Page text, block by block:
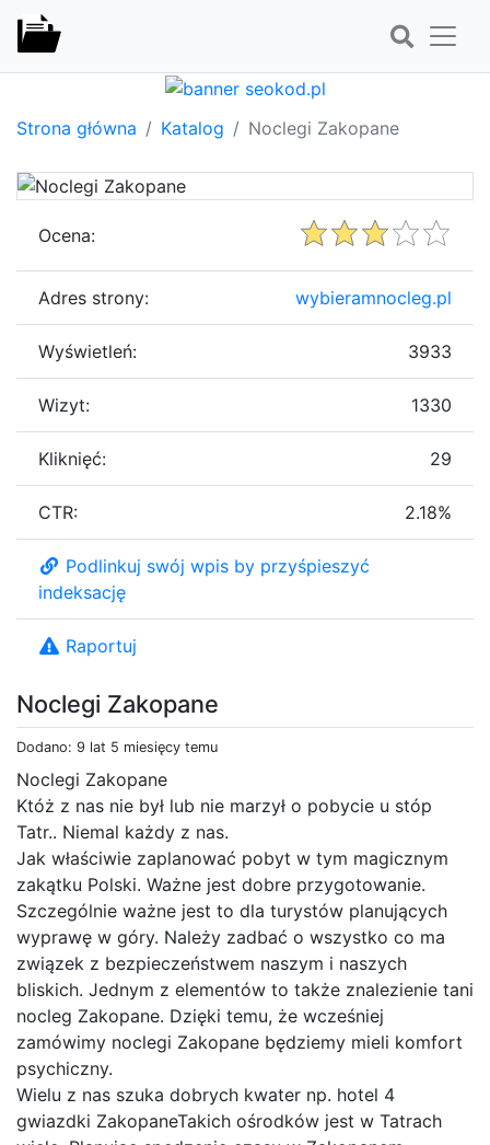
Strona główna Katalog Noclegi Zakopane
Noclegi Zakopane
Dodano: 9 lat 5 miesięcy temu
Noclegi Zakopane
Któż z nas nie był lub nie marzył o pobycie u stóp
Tatr.. Niemal każdy z nas.
Jak właściwie zaplanować pobyt w tym magicznym
zakątku Polski. Ważne jest dobre przygotowanie.
Szczególnie ważne jest to dla turystów planujących
wyprawę w góry. Należy zadbać o wszystko co ma
związek z bezpieczeństwem naszym i naszych
bliskich. Jednym z elementów to także znalezienie tani
nocleg Zakopane. Dzięki temu, że wcześniej
zamówimy noclegi Zakopane będziemy mieli komfort
psychiczny.
Wielu z nas szuka dobrych kwater np. hotel 4
gwiazdki ZakopaneTakich ośrodków jest w Tatrach
Ocena:
Adres strony: wybieramnocleg.pl
Wyświetleń: 3933
Wizyt: 1330
Kliknięć: 29
CTR: 2.18%
Podlinkuj swój wpis by przyśpieszyć
indeksację
Raportuj